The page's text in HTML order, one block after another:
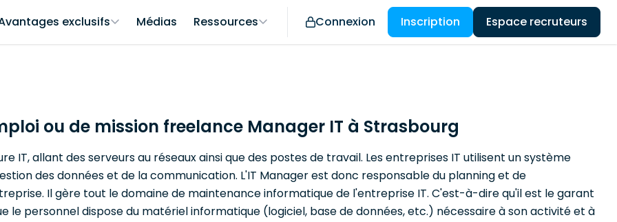
exclusifs Médias Ressources Connexion Inscription Espace recruteurs
ou de mission freelance Manager IT à Strasbourg
IT, allant des serveurs au réseaux ainsi que des postes de travail. Les entreprises IT utilisent un système
des données et de la communication. L'IT Manager est donc responsable du planning et de
Il gère tout le domaine de maintenance informatique de l'entreprise IT. C'est-à-dire qu'il est le garant
le personnel dispose du matériel informatique (logiciel, base de données, etc.) nécessaire à son activité et à